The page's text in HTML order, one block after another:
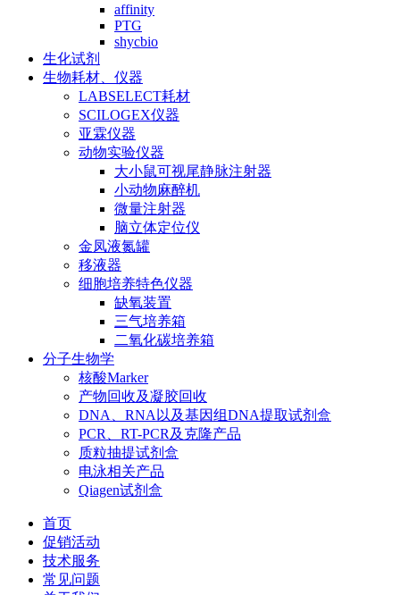
affinity
PTG
shycbio
生化试剂
生物耗材、仪器
LABSELECT耗材
SCILOGEX仪器
亚霖仪器
动物实验仪器
大小鼠可视尾静脉注射器
小动物麻醉机
微量注射器
脑立体定位仪
金凤液氮罐
移液器
细胞培养特色仪器
缺氧装置
三气培养箱
二氧化碳培养箱
分子生物学
核酸Marker
产物回收及凝胶回收
DNA、RNA以及基因组DNA提取试剂盒
PCR、RT-PCR及克隆产品
质粒抽提试剂盒
电泳相关产品
Qiagen试剂盒
首页
促销活动
技术服务
常见问题